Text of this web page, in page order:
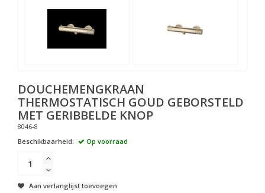
DOUCHEMENGKRAAN
THERMOSTATISCH GOUD GEBORSTELD
MET GERIBBELDE KNOP
8046-8
Beschikbaarheid:
Op voorraad
Aan verlanglijst toevoegen